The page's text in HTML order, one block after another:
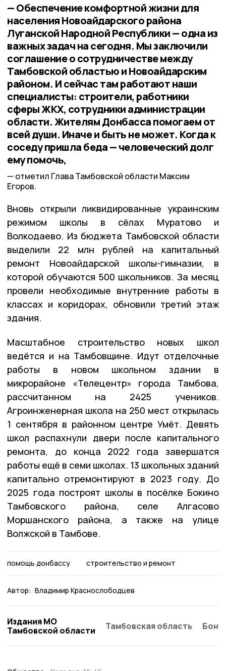
— Обеспечение комфортной жизни для
населения Новоайдарского района
Луганской Народной Республики — одна из
важных задач на сегодня. Мы заключили
соглашение о сотрудничестве между
Тамбовской областью и Новоайдарским
районом. И сейчас там работают наши
специалисты: строители, работники
сферы ЖКХ, сотрудники администрации
области. Жителям Донбасса помогаем от
всей души. Иначе и быть не может. Когда к
соседу пришла беда — человеческий долг
ему помочь,
отметил Глава Тамбовской области Максим
Егоров.
Вновь открыли ликвидированные украинским
режимом школы в сёлах Муратово и
Волкодаево. Из бюджета Тамбовской области
выделили 22 млн рублей на капитальный
ремонт Новоайдарской школы-гимназии, в
которой обучаются 500 школьников. За месяц
провели необходимые внутренние работы в
классах и коридорах, обновили третий этаж
здания.
Масштабное строительство новых школ
ведётся и на Тамбовщине. Идут отделочные
работы в новом школьном здании в
микрорайоне «Телецентр» города Тамбова,
рассчитанном на 2425 учеников.
Агроинженерная школа на 250 мест открылась
1 сентября в районном центре Умёт. Девять
школ распахнули двери после капитального
ремонта, до конца 2022 года завершатся
работы ещё в семи школах. 13 школьных зданий
капитально отремонтируют в 2023 году. До
2025 года построят школы в посёлке Бокино
Тамбовского района, селе Алгасово
Моршанского района, а также на улице
Волжской в Тамбове.
помощь донбассу строительство и ремонт
Автор: Владимир Краснослободцев
Издания МО
Тамбовской области
Тамбовская область